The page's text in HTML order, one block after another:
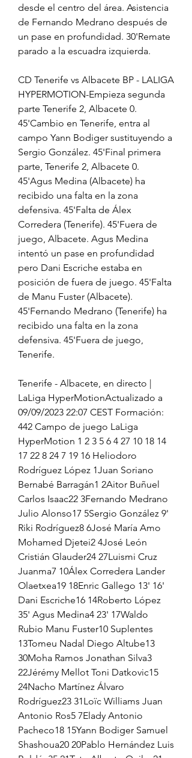
desde el centro del área. Asistencia
de Fernando Medrano después de
un pase en profundidad. 30'Remate
parado a la escuadra izquierda.
CD Tenerife vs Albacete BP - LALIGA
HYPERMOTION-Empieza segunda
parte Tenerife 2, Albacete 0.
45'Cambio en Tenerife, entra al
campo Yann Bodiger sustituyendo a
Sergio González. 45'Final primera
parte, Tenerife 2, Albacete 0.
45'Agus Medina (Albacete) ha
recibido una falta en la zona
defensiva. 45'Falta de Álex
Corredera (Tenerife). 45'Fuera de
juego, Albacete. Agus Medina
intentó un pase en profundidad
pero Dani Escriche estaba en
posición de fuera de juego. 45'Falta
de Manu Fuster (Albacete).
45'Fernando Medrano (Tenerife) ha
recibido una falta en la zona
defensiva. 45'Fuera de juego,
Tenerife.
Tenerife - Albacete, en directo |
LaLiga HyperMotionActualizado a
09/09/2023 22:07 CEST Formación:
442 Campo de juego LaLiga
HyperMotion 1 2 3 5 6 4 27 10 18 14
17 22 8 24 7 19 16 Heliodoro
Rodríguez López 1Juan Soriano
Bernabé Barragán1 2Aitor Buñuel
Carlos Isaac22 3Fernando Medrano
Julio Alonso17 5Sergio González 9'
Riki Rodríguez8 6José María Amo
Mohamed Djetei2 4José León
Cristián Glauder24 27Luismi Cruz
Juanma7 10Álex Corredera Lander
Olaetxea19 18Enric Gallego 13' 16'
Dani Escriche16 14Roberto López
35' Agus Medina4 23' 17Waldo
Rubio Manu Fuster10 Suplentes
13Tomeu Nadal Diego Altube13
30Moha Ramos Jonathan Silva3
22Jérémy Mellot Toni Datkovic15
24Nacho Martínez Álvaro
Rodríguez23 31Loïc Williams Juan
Antonio Ros5 7Elady Antonio
Pacheco18 15Yann Bodiger Samuel
Shashoua20 20Pablo Hernández Luis